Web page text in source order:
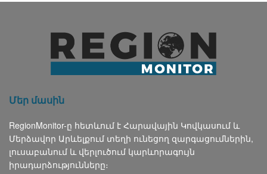
Մեր մասին
RegionMonitor-ը հետևում է Հարավային Կովկասում և
Մերձավոր Արևելքում տեղի ունեցող զարգացումներին,
լուսաբանում և վերլուծում կարևորագույն
իրադարձությունները։